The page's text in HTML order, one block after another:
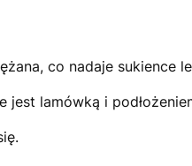
co nadaje sukience
lamówką i